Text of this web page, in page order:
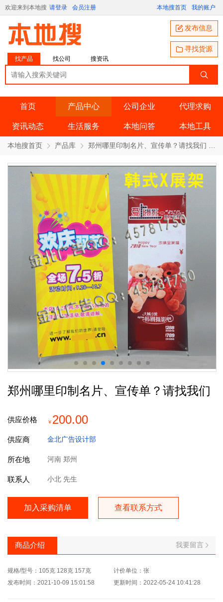
欢迎来到本地搜 请登录 会员注册 本地搜首页 我的账户
找产品 找公司 搜资讯
发布信息
寻找货源
首页 产品中心 公司企业 代理求购
资讯动态 生活服务 本地问答 本地工具
本地搜首页 产品库
郑州哪里印制名片、宣传单？请找我们
供应价格 ￥ 200.00
供应商 金北广告设计部
所在地 河南 郑州
联系人 小北 先生
加入采购清单 查看联系方式
商品介绍 我要留言
规格/型号：105克 128克 157克
计价单位：张
发布时间：2021-10-09 15:01:58
更新时间：2022-05-24 10:41:28